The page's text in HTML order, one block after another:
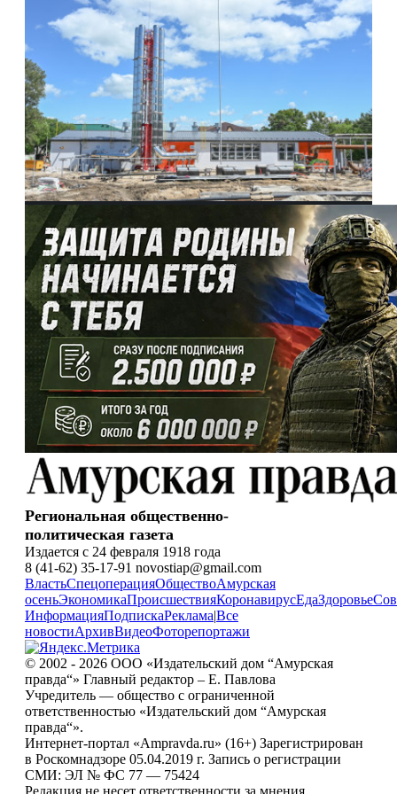
Региональная общественно-
политическая газета
Издается с 24 февраля 1918 года
8 (41-62) 35-17-91 novostiap@gmail.com
ВластьСпецоперацияОбществоАмурская
осеньЭкономикаПроисшествияКоронавирусЕдаЗдоровье
ИнформацияПодпискаРеклама|Все
новостиАрхивВидеоФоторепортажи
© 2002 - 2026 ООО «Издательский дом “Амурская
правда“» Главный редактор – Е. Павлова
Учредитель — общество с ограниченной
ответственностью «Издательский дом “Амурская
правда“».
Интернет-портал «Ampravda.ru» (16+) Зарегистрирован
в Роскомнадзоре 05.04.2019 г. Запись о регистрации
СМИ: ЭЛ № ФС 77 — 75424
Редакция не несет ответственности за мнения,